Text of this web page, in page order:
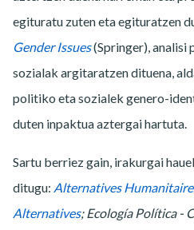
egituratu zuten eta egituratzen
Gender Issues(Springer), analisi
sozialak argitaratzen dituena,
politiko eta sozialek genero-
duten inpaktua aztergai hartuta.
Sartu berriez gain, irakurgai
ditugu: Alternatives
Alternatives;Ecología Política -